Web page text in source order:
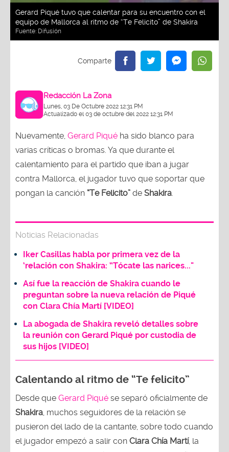
Gerard Piqué tuvo que calentar para su encuentro con el
equipo de Mallorca al ritmo de “Te Felicito” de Shakira
Fuente: Difusión
Redacción La Zona
Lunes, 03 De Octubre 2022 12:31 PM
Actualizado el 03 de octubre del 2022 12:31 PM
Nuevamente, Gerard Piqué ha sido blanco para
varias críticas o bromas. Ya que durante el
calentamiento para el partido que iban a jugar
contra Mallorca, el jugador tuvo que soportar que
pongan la canción “Te Felicito” de Shakira
Noticias Relacionadas
Iker Casillas habla por primera vez de la
‘relación con Shakira: “Tócate las narices..."
Así fue la reacción de Shakira cuando le
preguntan sobre la nueva relación de Piqué
con Clara Chía Martí [VIDEO]
La abogada de Shakira reveló detalles sobre
la reunión con Gerard Piqué por custodia de
sus hijos [VIDEO]
Calentando al ritmo de “Te felicito”
Desde que Gerard Piqué se separó oficialmente de
Shakira , muchos seguidores de la relación se
pusieron del lado de la cantante, sobre todo cuando
el jugador empezó a salir con Clara Chía Martí, la